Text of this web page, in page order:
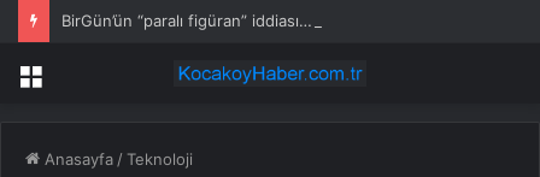
Menü
Anasayfa /Teknoloji